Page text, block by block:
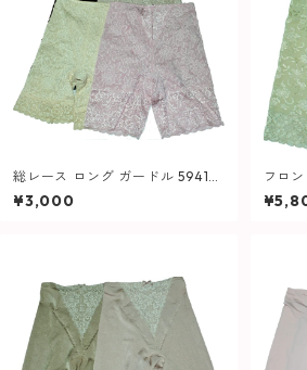
総レース ロング ガードル 5941
レディース
¥3,000
フロ
ト ロ
ス